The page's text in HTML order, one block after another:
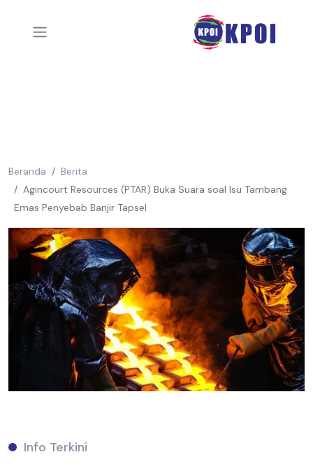
Beranda
Berita
Agincourt Resources (PTAR) Buka Suara soal Isu Tambang
Emas Penyebab Banjir Tapsel
Info Terkini